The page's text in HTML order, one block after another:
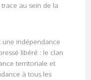
trace au sein de la
indépendance
libéré : le clan
territoriale et
à tous les